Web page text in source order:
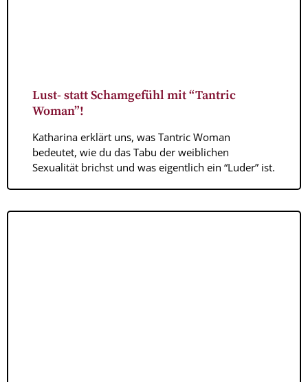
Lust- statt Schamgefühl mit “Tantric
Woman”!
Katharina erklärt uns, was Tantric Woman
bedeutet, wie du das Tabu der weiblichen
Sexualität brichst und was eigentlich ein “Luder” ist.